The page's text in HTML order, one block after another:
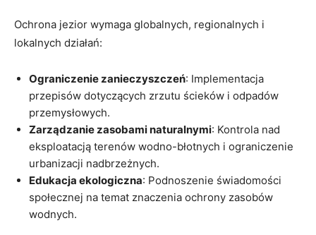
Ochrona jezior wymaga globalnych, regionalnych i
lokalnych działań:
Ograniczenie zanieczyszczeń: Implementacja
przepisów dotyczących zrzutu ścieków i odpadów
przemysłowych.
Zarządzanie zasobami naturalnymi: Kontrola nad
eksploatacją terenów wodno-błotnych i ograniczenie
urbanizacji nadbrzeżnych.
Edukacja ekologiczna: Podnoszenie świadomości
społecznej na temat znaczenia ochrony zasobów
wodnych.